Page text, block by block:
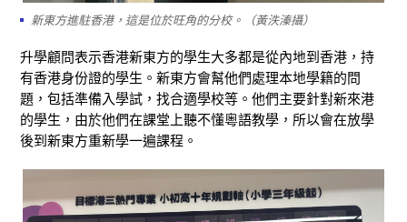
新東方進駐香港，這是位於旺角的分校。（黃泆溱攝）
升學顧問表示香港新東方的學生大多都是從內地到香港，持
有香港身份證的學生。新東方會幫他們處理本地學籍的問
題，包括準備入學試，找合適學校等。他們主要針對新來港
的學生，由於他們在課堂上聽不懂粵語教學，所以會在放學
後到新東方重新學一遍課程。